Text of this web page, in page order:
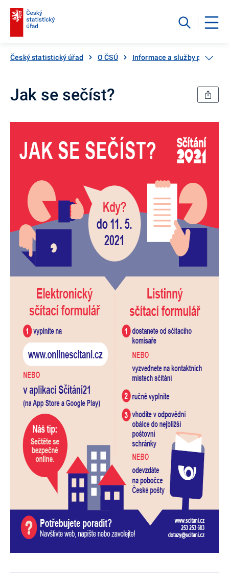
Český statistický úřad O ČSÚ Informace a služby pro
Jak se sečíst?